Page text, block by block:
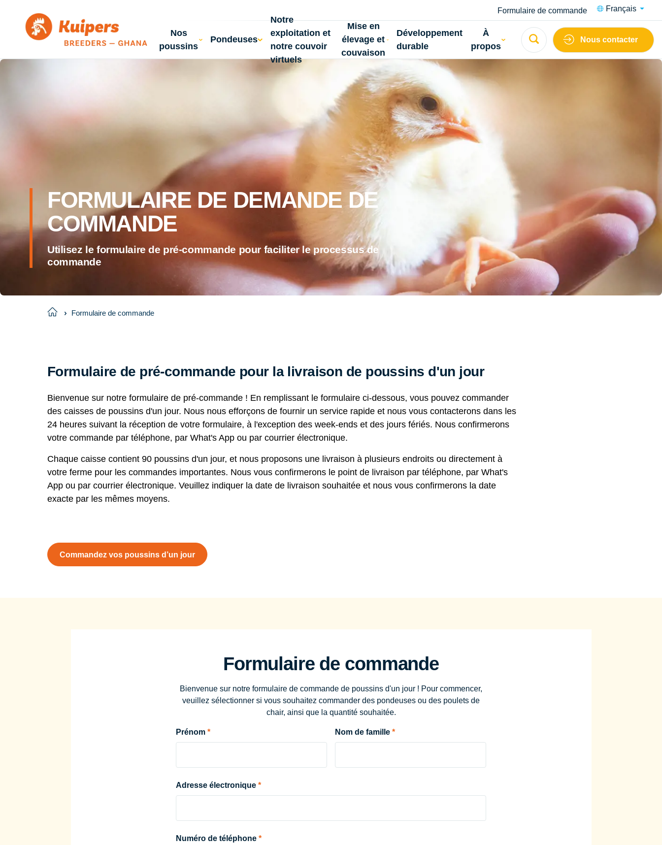
Formulaire de commande Français
Nos
poussins
Pondeuses
Notre
exploitation et
notre couvoir
virtuels
Mise en
élevage et
couvaison
Développement
durable
À
propos
Nous contacter
FORMULAIRE DE DEMANDE DE
COMMANDE
Utilisez le formulaire de pré-commande pour faciliter le processus de
commande
Home Formulaire de commande
Formulaire de pré-commande pour la livraison de poussins d'un jour
Bienvenue sur notre formulaire de pré-commande ! En remplissant le formulaire ci-dessous, vous pouvez commander
des caisses de poussins d'un jour. Nous nous efforçons de fournir un service rapide et nous vous contacterons dans les
24 heures suivant la réception de votre formulaire, à l'exception des week-ends et des jours fériés. Nous confirmerons
votre commande par téléphone, par What's App ou par courrier électronique.
Chaque caisse contient 90 poussins d'un jour, et nous proposons une livraison à plusieurs endroits ou directement à
votre ferme pour les commandes importantes. Nous vous confirmerons le point de livraison par téléphone, par What's
App ou par courrier électronique. Veuillez indiquer la date de livraison souhaitée et nous vous confirmerons la date
exacte par les mêmes moyens.
Commandez vos poussins d’un jour
Formulaire de commande
Bienvenue sur notre formulaire de commande de poussins d'un jour ! Pour commencer,
veuillez sélectionner si vous souhaitez commander des pondeuses ou des poulets de
chair, ainsi que la quantité souhaitée.
Prénom Nom de famille
Adresse électronique
Numéro de téléphone